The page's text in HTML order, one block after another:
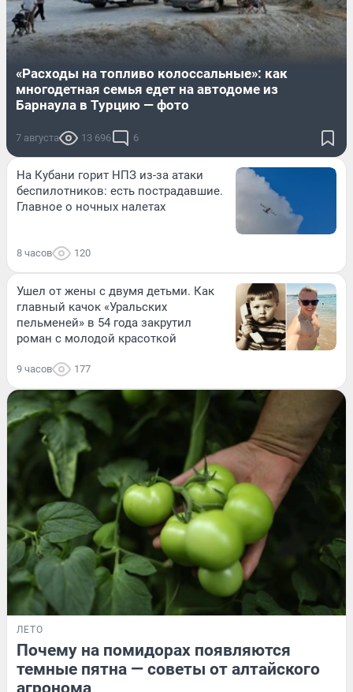
«Расходы на топливо колоссальные»: как
многодетная семья едет на автодоме из
Барнаула в Турцию — фото
7 августа 13 696 6
На Кубани горит НПЗ из-за атаки
беспилотников: есть пострадавшие.
Главное о ночных налетах
8 часов 120
Ушел от жены с двумя детьми. Как
главный качок «Уральских
пельменей» в 54 года закрутил
роман с молодой красоткой
9 часов 177
ЛЕТО
Почему на помидорах появляются
темные пятна — советы от алтайского